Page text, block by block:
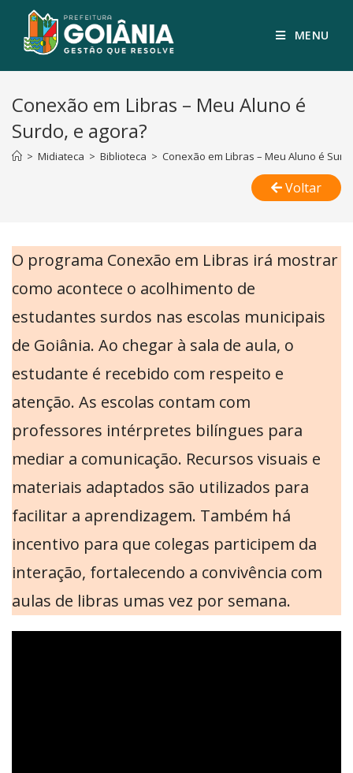
MENU
Conexão em Libras – Meu Aluno é
Surdo, e agora?
> Midiateca > Biblioteca > Conexão em Libras – Meu Aluno é
Voltar
O programa Conexão em Libras irá mostrar
como acontece o acolhimento de
estudantes surdos nas escolas municipais
de Goiânia. Ao chegar à sala de aula, o
estudante é recebido com respeito e
atenção. As escolas contam com
professores intérpretes bilíngues para
mediar a comunicação. Recursos visuais e
materiais adaptados são utilizados para
facilitar a aprendizagem. Também há
incentivo para que colegas participem da
interação, fortalecendo a convivência com
aulas de libras umas vez por semana.